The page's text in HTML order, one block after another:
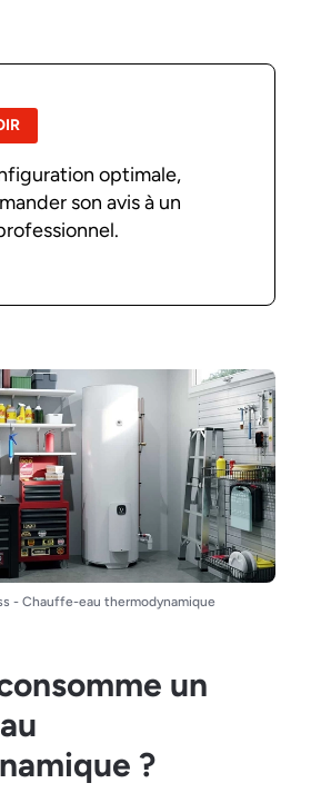
optimale,
son avis à un
- Chauffe-eau thermodynamique
un
?